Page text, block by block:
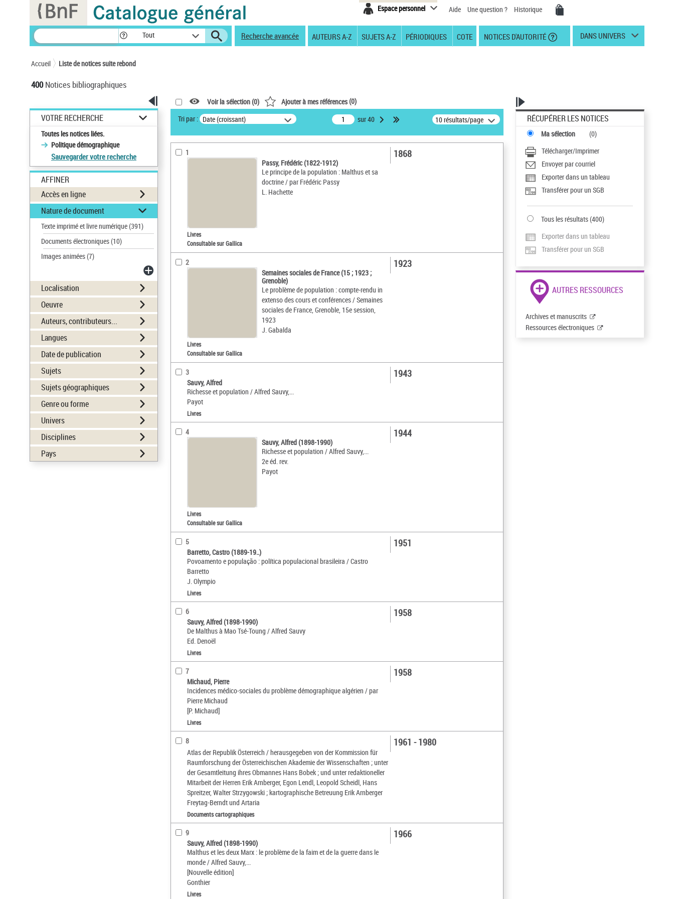
Espace personnel Aide Une question ? Historique
Tout Recherche avancée AUTEURS A-Z SUJETS A-Z PÉRIODIQUES COTE NOTICES D'AUTORITÉ DANS UNIVERS
Accueil Liste de notices suite rebond
400Notices bibliographiques
VOTRE RECHERCHE
Toutes les notices liées.
Politique démographique
Sauvegarder votre recherche
AFFINER
Accès en ligne
Nature de document
Texte imprimé et livre numérique(391)
Documents électroniques(10)
Images animées(7)
Localisation
Oeuvre
Auteurs, contributeurs...
Langues
Date de publication
Sujets
Sujets géographiques
Genre ou forme
Univers
Disciplines
Pays
Voir la sélection (0) Ajouter à mes références(0)
Tri par : Date (croissant) sur 40 10 résultats/page
1
Passy, Frédéric (1822-1912)
Le principe de la population : Malthus et sa
doctrine / par Frédéric Passy
L. Hachette
1868
Livres
Consultable sur Gallica
2
Semaines sociales de France (15 ; 1923 ;
Grenoble)
Le problème de population : compte-rendu in
extenso des cours et conférences / Semaines
sociales de France, Grenoble, 15e session,
1923
J. Gabalda
1923
Livres
Consultable sur Gallica
3
Sauvy, Alfred
Richesse et population / Alfred Sauvy,...
Payot
1943
Livres
4
Sauvy, Alfred (1898-1990)
Richesse et population / Alfred Sauvy,...
2e éd. rev.
Payot
1944
Livres
Consultable sur Gallica
5
Barretto, Castro (1889-19..)
Povoamento e população : política populacional brasileira / Castro
Barretto
J. Olympio
1951
Livres
6
Sauvy, Alfred (1898-1990)
De Malthus à Mao Tsé-Toung / Alfred Sauvy
Ed. Denoël
1958
Livres
7
Michaud, Pierre
Incidences médico-sociales du problème démographique algérien / par
Pierre Michaud
[P. Michaud]
1958
Livres
8
Atlas der Republik Österreich / herausgegeben von der Kommission für
Raumforschung der Österreichischen Akademie der Wissenschaften ; unter
der Gesamtleitung ihres Obmannes Hans Bobek ; und unter redaktioneller
Mitarbeit der Herren Erik Arnberger, Egon Lendl, Leopold Scheidl, Hans
Spreitzer, Walter Strzygowski ; kartographische Betreuung Erik Arnberger
Freytag-Berndt und Artaria
1961 - 1980
Documents cartographiques
9
Sauvy, Alfred (1898-1990)
Malthus et les deux Marx : le problème de la faim et de la guerre dans le
monde / Alfred Sauvy,...
[Nouvelle édition]
Gonthier
1966
Livres
RÉCUPÉRER LES NOTICES
Ma sélection (0)
Télécharger/Imprimer
Envoyer par courriel
Exporter dans un tableau
Transférer pour un SGB
Tous les résultats(400)
Exporter dans un tableau
Transférer pour un SGB
AUTRES RESSOURCES
Archives et manuscrits
Ressources électroniques
Panneau de gestion des cookies